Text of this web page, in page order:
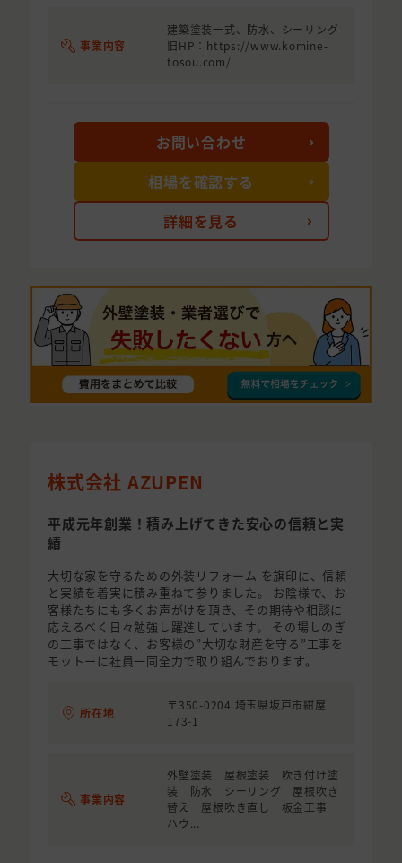
事業内容
建築塗装一式、防水、シーリング
旧HP：https://www.komine-
tosou.com/
詳細を見る
お問い合わせ
相場を確認する
株式会社 AZUPEN
平成元年創業！積み上げてきた安心の信頼と実
績
大切な家を守るための外装リフォーム を旗印に、信頼
と実績を着実に積み重ねて参りました。 お陰様で、お
客様たちにも多くお声がけを頂き、その期待や相談に
応えるべく日々勉強し躍進しています。 その場しのぎ
の工事ではなく、お客様の”大切な財産を守る”工事を
モットーに社員一同全力で取り組んでおります。
所在地
〒350-0204 埼玉県坂戸市紺屋
173-1
事業内容
外壁塗装 屋根塗装 吹き付け塗
装 防水 シーリング 屋根吹き
替え 屋根吹き直し 板金工事
ハウ...